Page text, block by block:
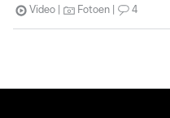
Video Fotoen 4